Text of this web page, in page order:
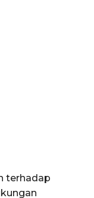
terhadap